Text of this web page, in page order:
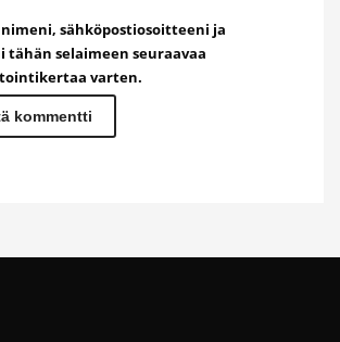
sähköpostiosoitteeni ja
tähän selaimeen seuraavaa
varten.